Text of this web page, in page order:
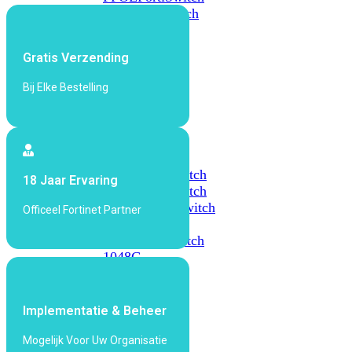
FortiSwitch
FortiSwitch
1024E
FortiSwitch
1048E
FortiSwitch
T1024E
FortiSwitch
FortiSwitch
1048G
2000
Gratis Verzending
Bij Elke Bestelling
18 Jaar Ervaring
Officeel Fortinet Partner
Implementatie & Beheer
Mogelijk Voor Uw Organisatie